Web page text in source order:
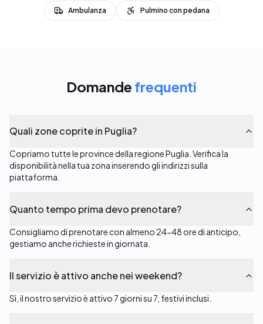
Ambulanza Pulmino con pedana
Domande frequenti
Quali zone coprite in Puglia?
Copriamo tutte le province della regione Puglia. Verifica la
disponibilità nella tua zona inserendo gli indirizzi sulla
piattaforma.
Quanto tempo prima devo prenotare?
Consigliamo di prenotare con almeno 24-48 ore di anticipo,
gestiamo anche richieste in giornata.
Il servizio è attivo anche nei weekend?
Sì, il nostro servizio è attivo 7 giorni su 7, festivi inclusi.